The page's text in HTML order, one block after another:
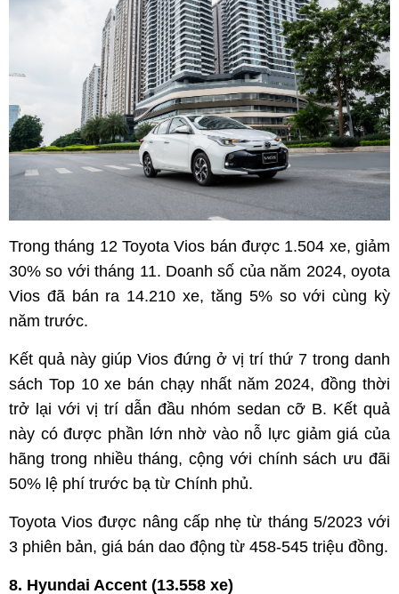
Trong tháng 12 Toyota Vios bán được 1.504 xe, giảm
30% so với tháng 11. Doanh số của năm 2024, oyota
Vios đã bán ra 14.210 xe, tăng 5% so với cùng kỳ
năm trước.
Kết quả này giúp Vios đứng ở vị trí thứ 7 trong danh
sách Top 10 xe bán chạy nhất năm 2024, đồng thời
trở lại với vị trí dẫn đầu nhóm sedan cỡ B. Kết quả
này có được phần lớn nhờ vào nỗ lực giảm giá của
hãng trong nhiều tháng, cộng với chính sách ưu đãi
50% lệ phí trước bạ từ Chính phủ.
Toyota Vios được nâng cấp nhẹ từ tháng 5/2023 với
3 phiên bản, giá bán dao động từ 458-545 triệu đồng.
8. Hyundai Accent (13.558 xe)